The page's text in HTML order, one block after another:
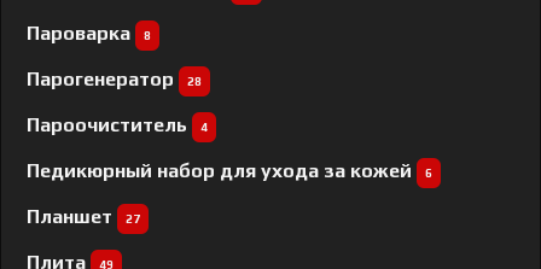
Пароварка 8
Парогенератор 28
Пароочиститель 4
Педикюрный набор для ухода за кожей 6
Планшет 27
Плита 49